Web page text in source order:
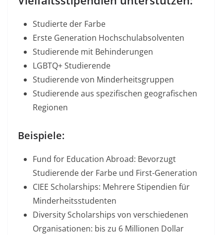
Studierte der Farbe
Erste Generation Hochschulabsolventen
Studierende mit Behinderungen
LGBTQ+ Studierende
Studierende von Minderheitsgruppen
Studierende aus spezifischen geografischen
Regionen
Beispiele:
Fund for Education Abroad: Bevorzugt
Studierende der Farbe und First-Generation​
CIEE Scholarships: Mehrere Stipendien für
Minderheitsstudenten​
Diversity Scholarships von verschiedenen
Organisationen: bis zu 6 Millionen Dollar